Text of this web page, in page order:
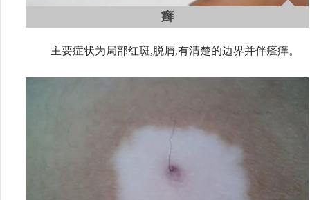
癣
主要症状为局部红斑,脱屑,有清楚的边界并伴瘙痒。